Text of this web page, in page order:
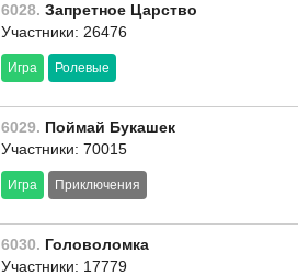
6028. Запретное Царство
Участники: 26476
Игра Ролевые
6029. Поймай Букашек
Участники: 70015
Игра Приключения
6030. Головоломка
Участники: 17779